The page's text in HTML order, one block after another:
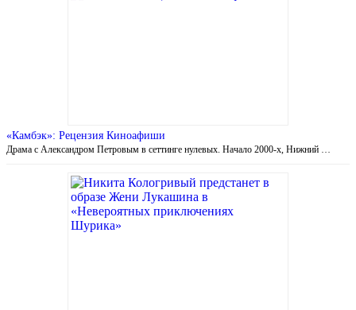
«Камбэк»: Рецензия Киноафиши
Драма с Александром Петровым в сеттинге нулевых. Начало 2000-х, Нижний …